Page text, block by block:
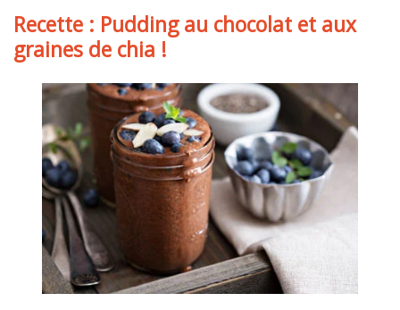
aux
noix
la
vraie
!
Recette : Pudding au chocolat et aux
graines de chia !